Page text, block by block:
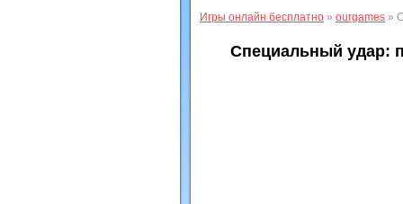
Игры онлайн бесплатно » ourgames »
Специальный удар: